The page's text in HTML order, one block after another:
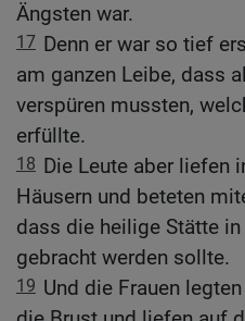
Ängsten war.
17 Denn er war so tief
am ganzen Leibe, dass
verspüren mussten,
erfüllte.
18 Die Leute aber liefen
Häusern und beteten
dass die heilige Stätte
gebracht werden sollte.
19 Und die Frauen